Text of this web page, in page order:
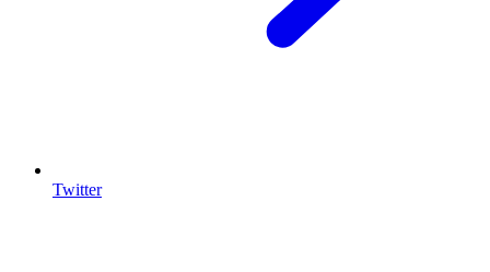
Twitter